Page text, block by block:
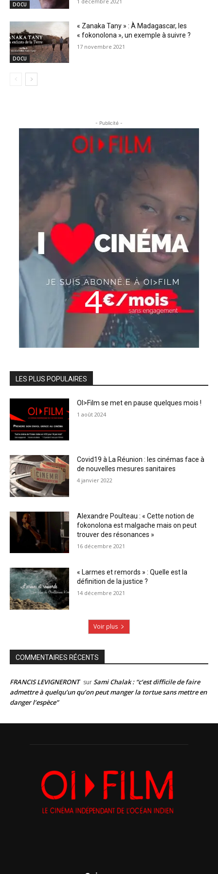
DOCU
DOCU
« Zanaka Tany » : À Madagascar, les
« fokonolona », un exemple à suivre ?
17 novembre 2021
- Publicité -
LES PLUS POPULAIRES
OI>Film se met en pause quelques mois !
1 août 2024
Covid19 à La Réunion : les cinémas face à
de nouvelles mesures sanitaires
4 janvier 2022
Alexandre Poulteau : « Cette notion de
fokonolona est malgache mais on peut
trouver des résonances »
16 décembre 2021
« Larmes et remords » : Quelle est la
définition de la justice ?
14 décembre 2021
Voir plus
COMMENTAIRES RÉCENTS
FRANCIS LEVIGNERONT surSami Chalak : “c’est difficile de faire
admettre à quelqu’un qu’on peut manger la tortue sans mettre en
danger l’espèce”